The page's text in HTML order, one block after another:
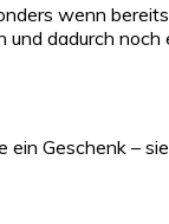
wenn
dadurch
Geschenk –